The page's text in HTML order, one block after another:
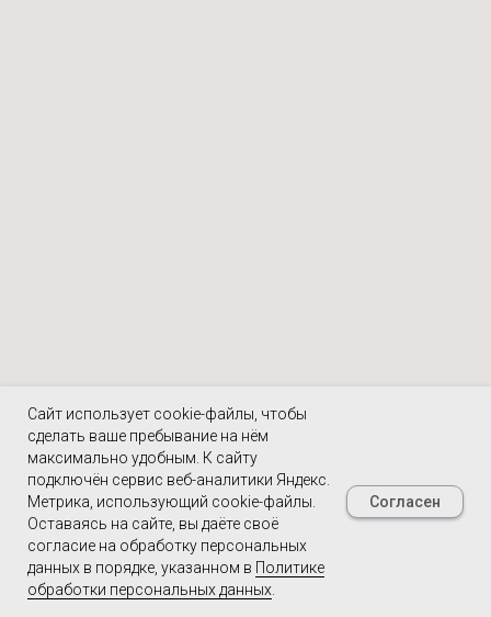
Сайт использует cookie-файлы, чтобы
сделать ваше пребывание на нём
максимально удобным. К cайту
подключён сервис веб-аналитики Яндекс.
Метрика, использующий cookie-файлы.
Оставаясь на сайте, вы даёте своё
согласие на обработку персональных
данных в порядке, указанном в Политике
обработки персональных данных
Согласен